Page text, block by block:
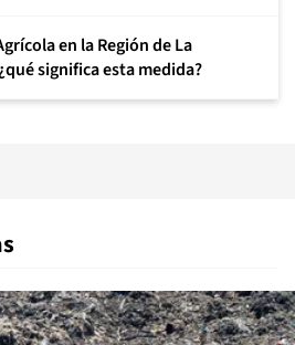
en la Región de La
significa esta medida?